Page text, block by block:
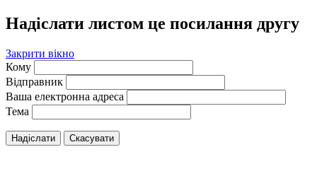
Надіслати листом це посилання другу
Закрити вікно
Кому
Відправник
Ваша електронна адреса
Тема
Надіслати Скасувати